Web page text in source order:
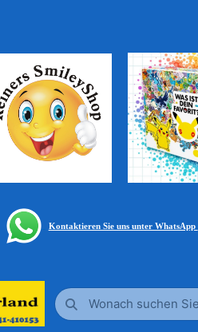
Kontaktieren Sie uns unter WhatsApp